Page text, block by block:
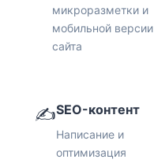
микроразметки и
мобильной версии
сайта
✍️SEO-контент
Написание и
оптимизация